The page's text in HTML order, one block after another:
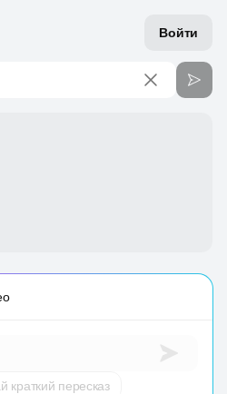
Войти
краткий пересказ